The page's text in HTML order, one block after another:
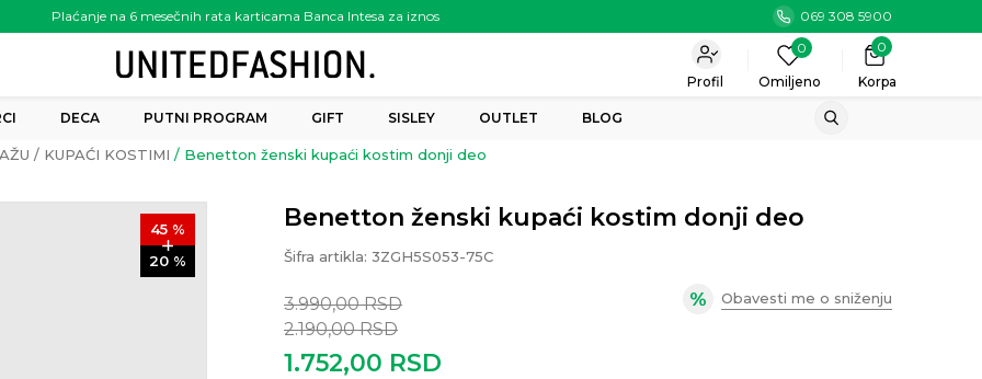
Plaćanje na 6 mesečnih rata karticama Banca Intesa za iznos
preko 6.000.00 rsd
069 308 5900
Korpa
0
0
Omiljeno
Profil
DECA PUTNI PROGRAM GIFT SISLEY OUTLET BLOG
KUPAĆI KOSTIMI Benetton ženski kupaći kostim donji deo
45 %
20 %
Benetton ženski kupaći kostim donji deo
Šifra artikla: 3ZGH5S053-75C
3.990,00 RSD
2.190,00 RSD
1.752,00 RSD
Obavesti me o sniženju